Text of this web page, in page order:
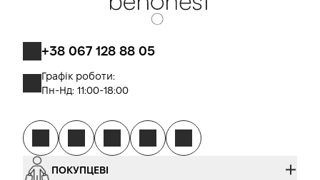
+38 067 128 88 05
Графік роботи:
Пн-Нд: 11:00-18:00
ПОКУПЦЕВІ